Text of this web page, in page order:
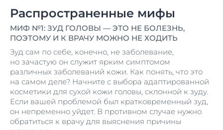
Распространенные мифы
МИФ №1: ЗУД ГОЛОВЫ — ЭТО НЕ БОЛЕЗНЬ,
ПОЭТОМУ И К ВРАЧУ МОЖНО НЕ ХОДИТЬ
Зуд сам по себе, конечно, не заболевание,
но зачастую он служит ярким симптомом
различных заболеваний кожи. Как понять, что это
на самом деле? Начните с выбора адаптированной
косметики для сухой кожи головы, склонной к зуду.
Если вашей проблемой был кратковременный зуд,
он непременно уйдет. В противном случае нужно
обратиться к врачу для выяснения причины